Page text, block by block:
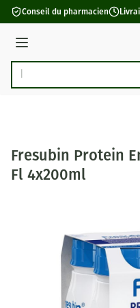
Aller au contenu
Conseil du pharmacien
Menu
Rechercher
Fresubin Protein
Fl 4x200ml